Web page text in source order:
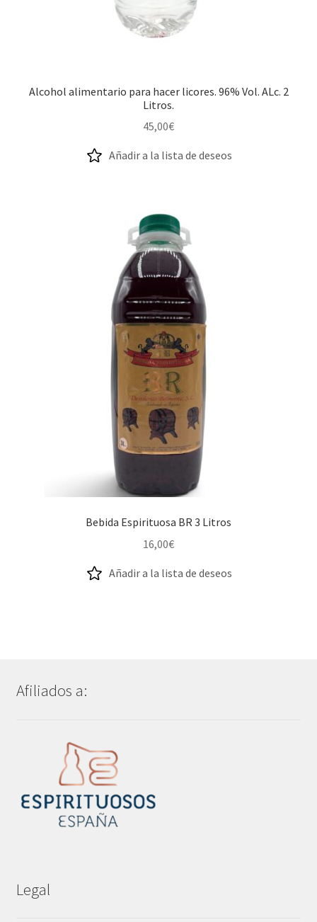
Alcohol alimentario para hacer licores. 96% Vol. ALc. 2
Litros.
45,00€
Añadir a la lista de deseos
Bebida Espirituosa BR 3 Litros
16,00€
Añadir a la lista de deseos
Afiliados a:
Legal